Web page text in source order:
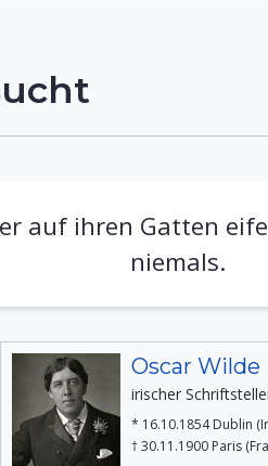
auf ihren Gatten
niemals.
Oscar Wilde
irischer
* 16.10.1854 Dublin
† 30.11.1900 Paris